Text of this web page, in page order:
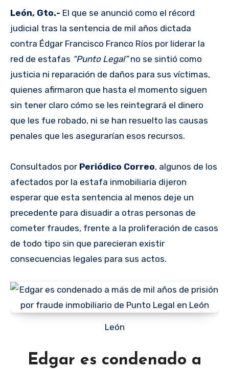
León, Gto.- El que se anunció como el récord
judicial tras la sentencia de mil años dictada
contra Édgar Francisco Franco Ríos por liderar la
red de estafas “Punto Legal”no se sintió como
justicia ni reparación de daños para sus víctimas,
quienes afirmaron que hasta el momento siguen
sin tener claro cómo se les reintegrará el dinero
que les fue robado, ni se han resuelto las causas
penales que les asegurarían esos recursos.
Consultados por Periódico Correo, algunos de los
afectados por la estafa inmobiliaria dijeron
esperar que esta sentencia al menos deje un
precedente para disuadir a otras personas de
cometer fraudes, frente a la proliferación de casos
de todo tipo sin que parecieran existir
consecuencias legales para sus actos.
León
Edgar es condenado a